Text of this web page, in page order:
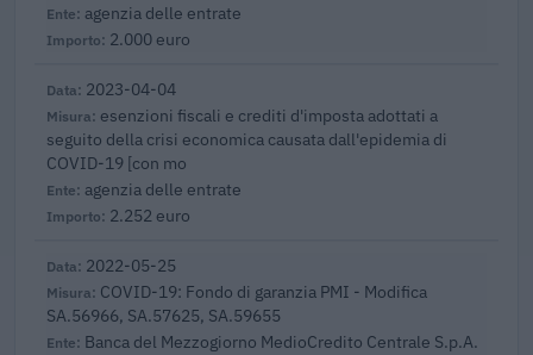
agenzia delle entrate
2.000 euro
2023-04-04
esenzioni fiscali e crediti d'imposta adottati a
seguito della crisi economica causata dall'epidemia di
COVID-19 [con mo
agenzia delle entrate
2.252 euro
2022-05-25
COVID-19: Fondo di garanzia PMI - Modifica
SA.56966, SA.57625, SA.59655
Banca del Mezzogiorno MedioCredito Centrale S.p.A.